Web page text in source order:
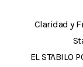
Claridad y
EL STABILO